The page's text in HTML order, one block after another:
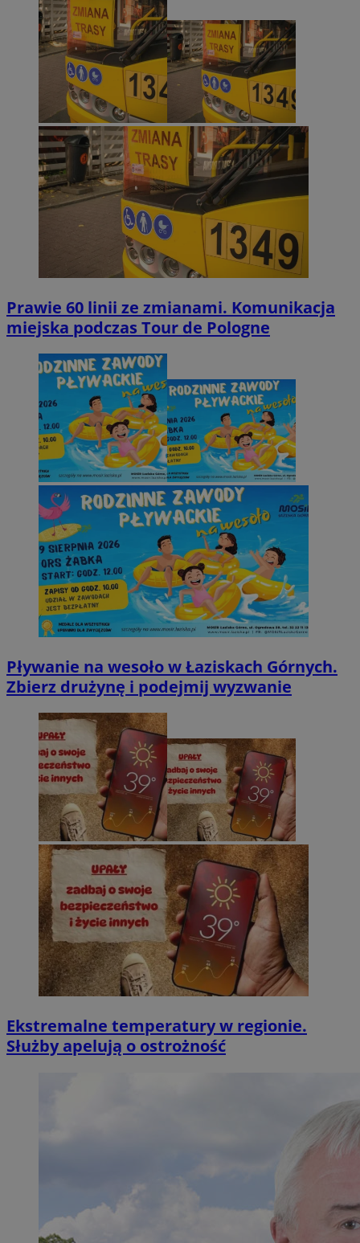
Prawie 60 linii ze zmianami. Komunikacja
miejska podczas Tour de Pologne
Pływanie na wesoło w Łaziskach Górnych.
Zbierz drużynę i podejmij wyzwanie
Ekstremalne temperatury w regionie.
Służby apelują o ostrożność